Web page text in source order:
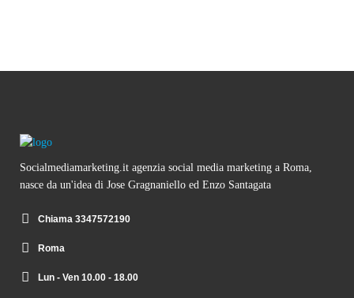
Socialmediamarketing.it agenzia social media marketing a Roma,
nasce da un'idea di Jose Gragnaniello ed Enzo Santagata
Chiama 3347572190
Roma
Lun - Ven 10.00 - 18.00